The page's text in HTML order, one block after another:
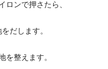
ロンで押さたら、
だします。
を整えます。